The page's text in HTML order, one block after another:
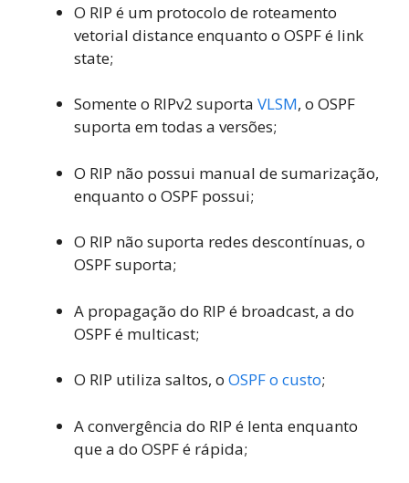
O RIP é um protocolo de roteamento
vetorial distance enquanto o OSPF é link
state;
Somente o RIPv2 suporta VLSM, o OSPF
suporta em todas a versões;
O RIP não possui manual de sumarização,
enquanto o OSPF possui;
O RIP não suporta redes descontínuas, o
OSPF suporta;
A propagação do RIP é broadcast, a do
OSPF é multicast;
O RIP utiliza saltos, o OSPF o custo;
A convergência do RIP é lenta enquanto
que a do OSPF é rápida;